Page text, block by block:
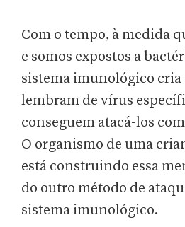
Com o tempo, à medida
e somos expostos a
sistema imunológico cria
lembram de vírus
conseguem atacá-los
O organismo de uma
está construindo essa
do outro método de
sistema imunológico.